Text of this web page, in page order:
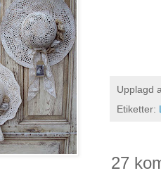
Upplagd
Etiketter:
27